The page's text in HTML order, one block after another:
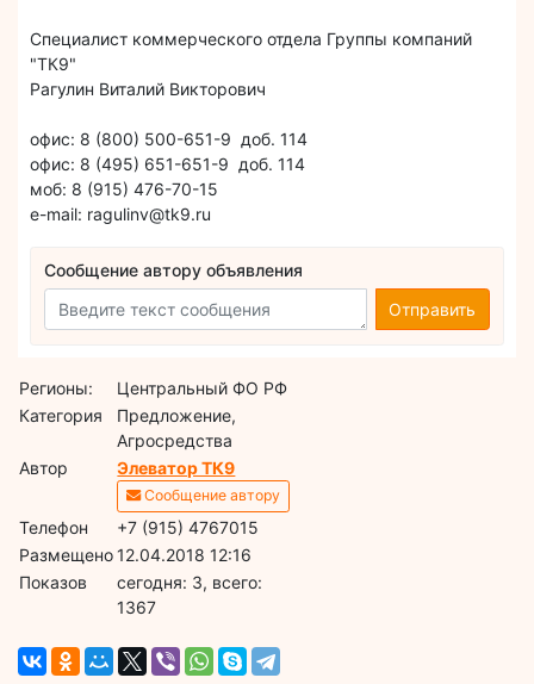
Специалист коммерческого отдела Группы компаний
"ТК9"
Рагулин Виталий Викторович
офис: 8 (800) 500-651-9 доб. 114
офис: 8 (495) 651-651-9 доб. 114
моб: 8 (915) 476-70-15
е-mail: ragulinv@tk9.ru
Сообщение автору объявления
Отправить
Регионы:
Центральный ФО РФ
Категория
Предложение,
Агросредства
Автор
Элеватор ТК9
Сообщение автору
Телефон
+7 (915) 4767015
Размещено12.04.2018 12:16
Показов
cегодня: 3, всего:
1367